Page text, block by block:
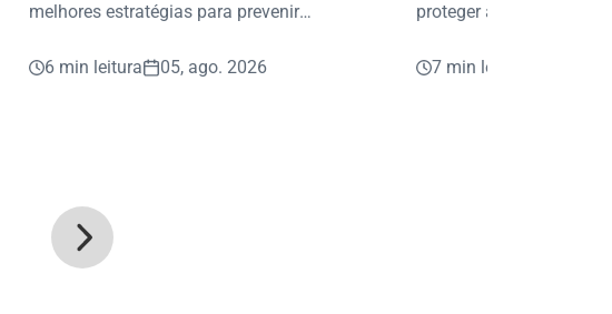
melhores estratégias para prevenir
6 min leitura
05, ago. 2026
proteger acessos,
7 min leitura